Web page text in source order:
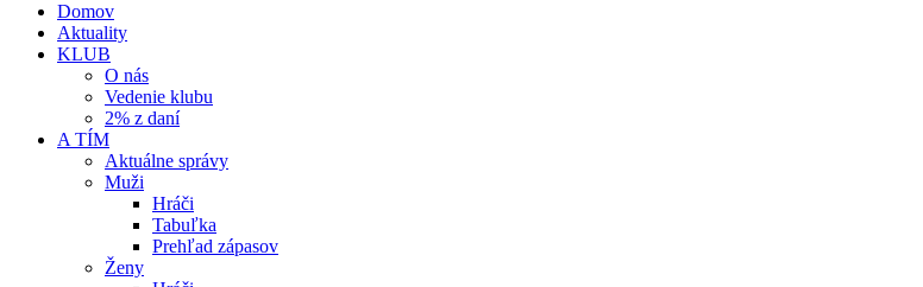
Domov
Aktuality
KLUB
O nás
Vedenie klubu
2% z daní
A TÍM
Aktuálne správy
Muži
Hráči
Tabuľka
Prehľad zápasov
Ženy